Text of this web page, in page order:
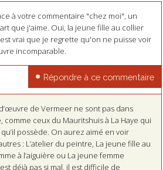
à votre commentaire "chez moi", un
que j'aime. Oui, la jeune fille au collier
vrai que je regrette qu'on ne puisse voir
incomparable.
Répondre à ce commentaire
de Vermeer ne sont pas dans
comme ceux du Mauritshuis à La Haye qui
possède. On aurez aimé en voir
: L’atelier du peintre, La jeune fille au
à l’aiguière ou La jeune femme
déjà pas si mal, il est difficile de